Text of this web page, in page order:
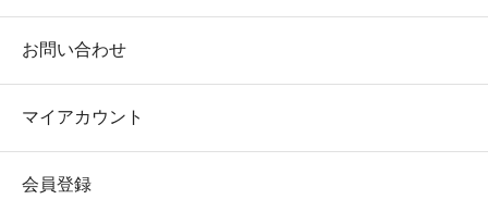
お問い合わせ
マイアカウント
会員登録